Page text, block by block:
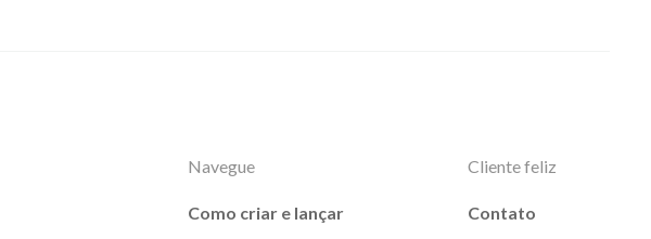
Navegue
Como criar e lançar
Cliente feliz
Contato